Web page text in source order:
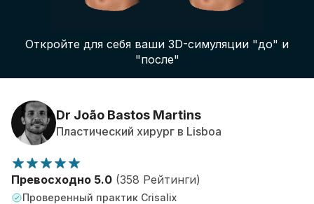
Бизнес Платформа
Планы
Откройте для себя ваши 3D-симуляции "до" и
"после"
Dr João Bastos Martins
Пластический хирург в Lisboa
Превосходно 5.0 (358 Рейтинги)
Проверенный практик Crisalix